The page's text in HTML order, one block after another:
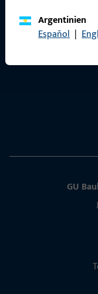
Argentinien
Español |
GU